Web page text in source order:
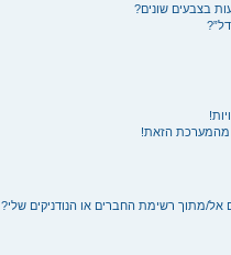
בצבעים שונים?
מהמערכת הזאת!
אל/מתוך רשימת החברים או הנודניקים שלי?